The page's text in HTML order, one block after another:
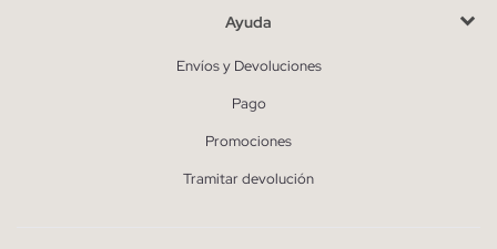
Ayuda
Envíos y Devoluciones
Pago
Promociones
Tramitar devolución